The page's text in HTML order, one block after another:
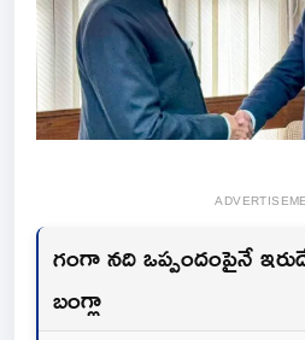
గంగా నది ఒప్పందంపైనే
బంగ్లా